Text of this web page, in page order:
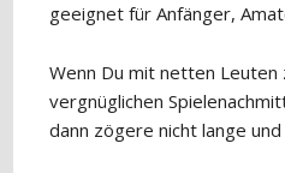
geeignet für Anfänger,
Wenn Du mit netten Leuten
vergnüglichen
dann zögere nicht lange und